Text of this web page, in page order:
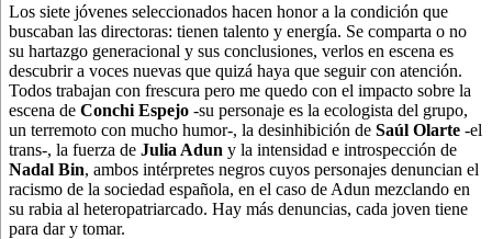
Los siete jóvenes seleccionados hacen honor a la condición que
buscaban las directoras: tienen talento y energía. Se comparta o no
su hartazgo generacional y sus conclusiones, verlos en escena es
descubrir a voces nuevas que quizá haya que seguir con atención.
Todos trabajan con frescura pero me quedo con el impacto sobre la
escena de Conchi Espejo -su personaje es la ecologista del grupo,
un terremoto con mucho humor-, la desinhibición de Saúl Olarte -el
trans-, la fuerza de Julia Adun y la intensidad e introspección de
Nadal Bin, ambos intérpretes negros cuyos personajes denuncian el
racismo de la sociedad española, en el caso de Adun mezclando en
su rabia al heteropatriarcado. Hay más denuncias, cada joven tiene
para dar y tomar.